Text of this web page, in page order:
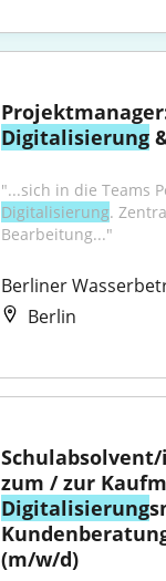
Digitalisierung
Digitalisierung.
Bearbeitung..."
Berliner
Berlin
Digitalisierung
(m/w/d)